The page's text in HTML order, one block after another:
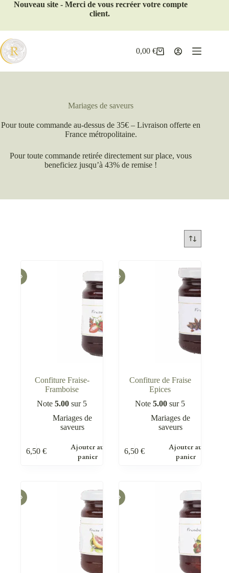
Nouveau site - Merci de vous recréer votre compte
client.
0,00€
Mariages de saveurs
Pour toute commande au-dessus de 35€ – Livraison offerte en
France métropolitaine.
Pour toute commande retirée directement sur place, vous
beneficiez jusqu’à 43% de remise !
Confiture Fraise-
Framboise
Note5.00 sur 5
Mariages de
saveurs
6,50€
Ajouter au
panier
Confiture de Fraise
Epices
Note5.00 sur 5
Mariages de
saveurs
6,50€
Ajouter au
panier